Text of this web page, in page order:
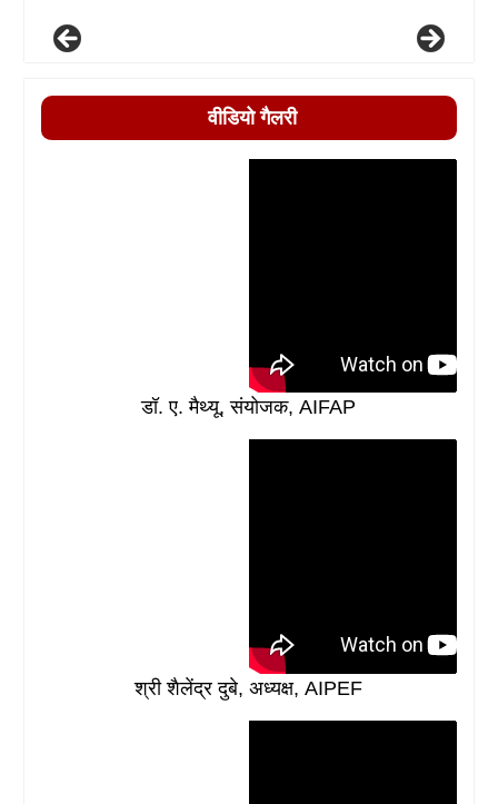
वीडियो गैलरी
डॉ. ए. मैथ्यू, संयोजक, AIFAP
श्री शैलेंद्र दुबे, अध्यक्ष, AIPEF